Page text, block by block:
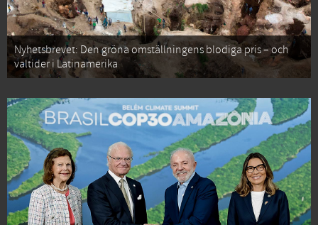
Nyhetsbrevet: Den gröna omställningens blodiga pris – och
valtider i Latinamerika